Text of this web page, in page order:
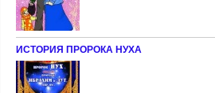
ИСТОРИЯ ПРОРОКА НУХА